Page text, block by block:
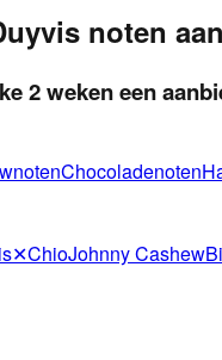
noten
2 wekeneen
Chocoladenoten
✕ChioJohnny Cashew